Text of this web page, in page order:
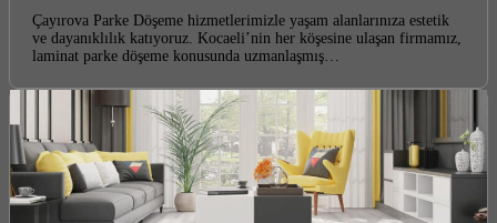
Çayırova Parke Döşeme hizmetlerimizle yaşam alanlarınıza estetik
ve dayanıklılık katıyoruz. Kocaeli’nin her köşesine ulaşan firmamız,
laminat parke döşeme konusunda uzmanlaşmış…